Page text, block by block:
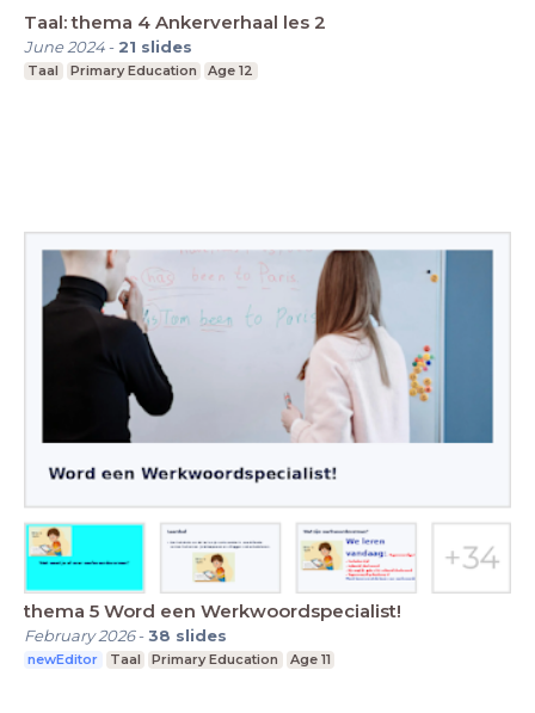
Taal: thema 4 Ankerverhaal les 2
June 2024- 21 slides
Taal Primary Education Age 12
thema 5 Word een Werkwoordspecialist!
February 2026-38 slides
newEditor Taal Primary Education Age 11